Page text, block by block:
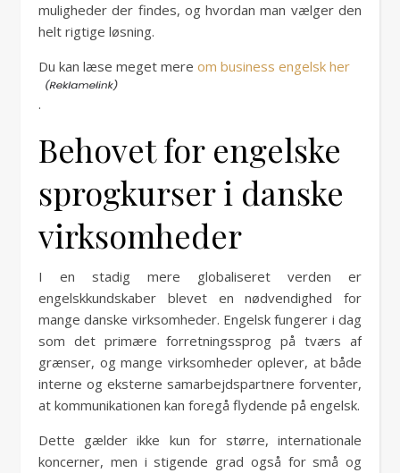
muligheder der findes, og hvordan man vælger den
helt rigtige løsning.
Du kan læse meget mere om business engelsk her
.
Behovet for engelske
sprogkurser i danske
virksomheder
I en stadig mere globaliseret verden er
engelskkundskaber blevet en nødvendighed for
mange danske virksomheder. Engelsk fungerer i dag
som det primære forretningssprog på tværs af
grænser, og mange virksomheder oplever, at både
interne og eksterne samarbejdspartnere forventer,
at kommunikationen kan foregå flydende på engelsk.
Dette gælder ikke kun for større, internationale
koncerner, men i stigende grad også for små og